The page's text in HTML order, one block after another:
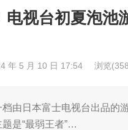
电视台初夏泡
年 5 月 10 日 17:54 浏览
档由日本富士电视台出品
是“最弱王者”…